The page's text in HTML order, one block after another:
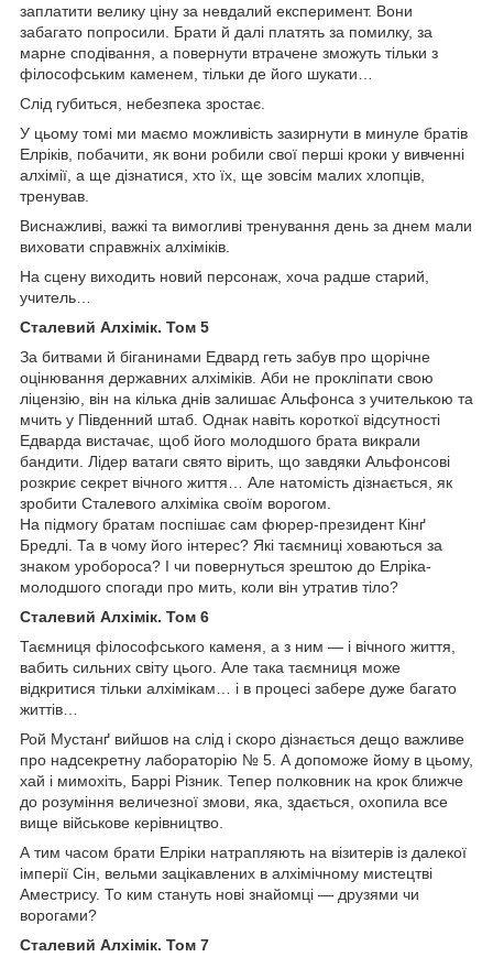
заплатити велику ціну за невдалий експеримент. Вони
забагато попросили. Брати й далі платять за помилку, за
марне сподівання, а повернути втрачене зможуть тільки з
філософським каменем, тільки де його шукати…
Слід губиться, небезпека зростає.
У цьому томі ми маємо можливість зазирнути в минуле братів
Елріків, побачити, як вони робили свої перші кроки у вивченні
алхімії, а ще дізнатися, хто їх, ще зовсім малих хлопців,
тренував.
Виснажливі, важкі та вимогливі тренування день за днем мали
виховати справжніх алхіміків.
На сцену виходить новий персонаж, хоча радше старий,
учитель…
Сталевий Алхімік. Том 5
За битвами й біганинами Едвард геть забув про щорічне
оцінювання державних алхіміків. Аби не прокліпати свою
ліцензію, він на кілька днів залишає Альфонса з учителькою та
мчить у Південний штаб. Однак навіть короткої відсутності
Едварда вистачає, щоб його молодшого брата викрали
бандити. Лідер ватаги свято вірить, що завдяки Альфонсові
розкриє секрет вічного життя… Але натомість дізнається, як
зробити Сталевого алхіміка своїм ворогом.
На підмогу братам поспішає сам фюрер-президент Кінґ
Бредлі. Та в чому його інтерес? Які таємниці ховаються за
знаком уробороса? І чи повернуться зрештою до Елріка-
молодшого спогади про мить, коли він утратив тіло?
Сталевий Алхімік. Том 6
Таємниця філософського каменя, а з ним — і вічного життя,
вабить сильних світу цього. Але така таємниця може
відкритися тільки алхімікам… і в процесі забере дуже багато
життів…
Рой Мустанґ вийшов на слід і скоро дізнається дещо важливе
про надсекретну лабораторію № 5. А допоможе йому в цьому,
хай і мимохіть, Баррі Різник. Тепер полковник на крок ближче
до розуміння величезної змови, яка, здається, охопила все
вище військове керівництво.
А тим часом брати Елріки натрапляють на візитерів із далекої
імперії Сін, вельми зацікавлених в алхімічному мистецтві
Аместрису. То ким стануть нові знайомці — друзями чи
ворогами?
Сталевий Алхімік. Том 7